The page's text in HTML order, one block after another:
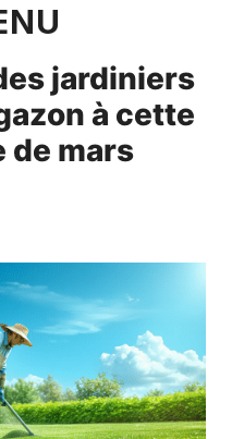
jardiniers
à cette
de mars